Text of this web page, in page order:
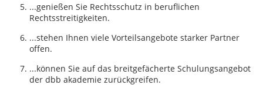
...genießen Sie Rechtsschutz in beruflichen
Rechtsstreitigkeiten.
...stehen Ihnen viele Vorteilsangebote starker Partner
offen.
...können Sie auf das breitgefächerte Schulungsangebot
der dbb akademie zurückgreifen.